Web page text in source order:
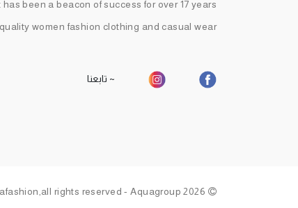
been a beacon of success for over 17 years
women fashion clothing and casual wear.
~ تابعنا